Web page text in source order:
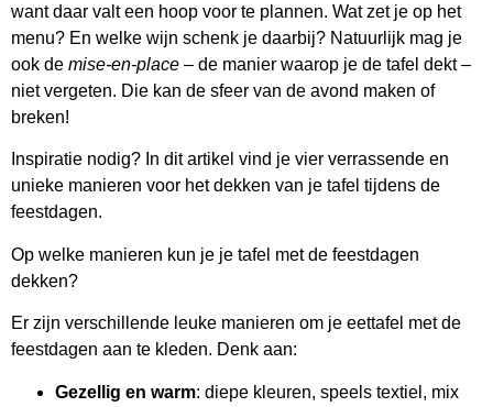
want daar valt een hoop voor te plannen. Wat zet je op het
menu? En welke wijn schenk je daarbij? Natuurlijk mag je
ook de mise-en-place – de manier waarop je de tafel dekt –
niet vergeten. Die kan de sfeer van de avond maken of
breken!
Inspiratie nodig? In dit artikel vind je vier verrassende en
unieke manieren voor het dekken van je tafel tijdens de
feestdagen.
Op welke manieren kun je je tafel met de feestdagen
dekken?
Er zijn verschillende leuke manieren om je eettafel met de
feestdagen aan te kleden. Denk aan:
Gezellig en warm: diepe kleuren, speels textiel, mix